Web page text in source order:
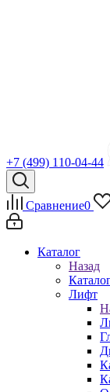
+7 (499) 110-04-44
Сравнение0
Каталог
Назад
Лифт